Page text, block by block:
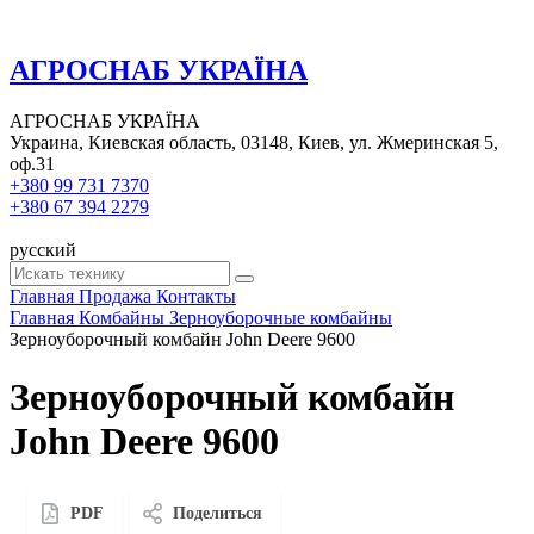
АГРОСНАБ УКРАЇНА
АГРОСНАБ УКРАЇНА
Украина, Киевская область, 03148, Киев, ул. Жмеринская 5,
оф.31
+380 99 731 7370
+380 67 394 2279
русский
Главная Продажа Контакты
Главная Комбайны Зерноуборочные комбайны
Зерноуборочный комбайн John Deere 9600
Зерноуборочный комбайн
John Deere 9600
PDF Поделиться